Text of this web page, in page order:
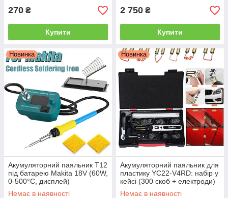
270 ₴
Купити
2 750 ₴
Купити
Новинка
Акумуляторний паяльник T12
під батарею Makita 18V (60W,
0-500°C, дисплей)
Немає в наявності
Новинка
Акумуляторний паяльник для
пластику YC22-V4RD: набір у
кейсі (300 скоб + електроди)
для дому та авто
Немає в наявності